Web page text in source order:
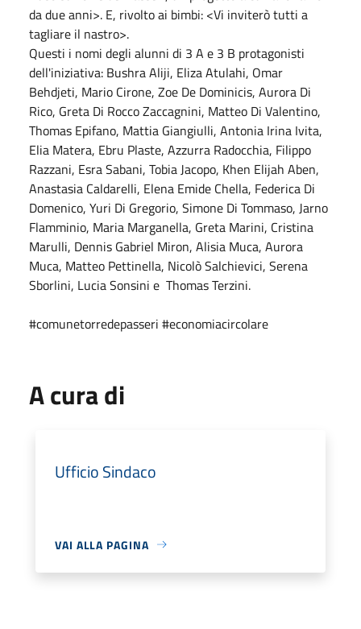
da due anni>. E, rivolto ai bimbi: <Vi inviterò tutti a
tagliare il nastro>.
Questi i nomi degli alunni di 3 A e 3 B protagonisti
dell'iniziativa: Bushra Aliji, Eliza Atulahi, Omar
Behdjeti, Mario Cirone, Zoe De Dominicis, Aurora Di
Rico, Greta Di Rocco Zaccagnini, Matteo Di Valentino,
Thomas Epifano, Mattia Giangiulli, Antonia Irina Ivita,
Elia Matera, Ebru Plaste, Azzurra Radocchia, Filippo
Razzani, Esra Sabani, Tobia Jacopo, Khen Elijah Aben,
Anastasia Caldarelli, Elena Emide Chella, Federica Di
Domenico, Yuri Di Gregorio, Simone Di Tommaso, Jarno
Flamminio, Maria Marganella, Greta Marini, Cristina
Marulli, Dennis Gabriel Miron, Alisia Muca, Aurora
Muca, Matteo Pettinella, Nicolò Salchievici, Serena
Sborlini, Lucia Sonsini e Thomas Terzini.
#comunetorredepasseri #economiacircolare
A cura di
Ufficio Sindaco
VAI ALLA PAGINA